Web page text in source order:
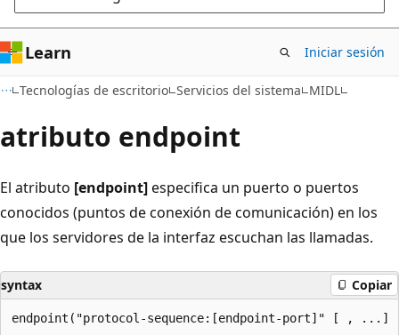
Learn Iniciar sesión
Tecnologías de escritorio Servicios del sistema MIDL
atributo endpoint
El atributo [endpoint]especifica un puerto o puertos
conocidos (puntos de conexión de comunicación) en los
que los servidores de la interfaz escuchan las llamadas.
syntax Copiar